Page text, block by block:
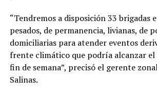
“Tendremos a disposición 33 brigadas
pesados, de permanencia, livianas, de
domiciliarias para atender eventos
frente climático que podría alcanzar
fin de semana”, precisó el gerente
Salinas.